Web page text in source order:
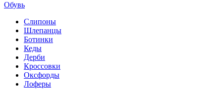
Обувь
Слипоны
Шлепанцы
Ботинки
Кеды
Дерби
Кроссовки
Оксфорды
Лоферы